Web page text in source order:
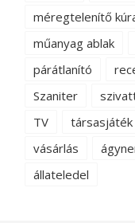
méregtelenítő
műanyag ablak
párátlanító
Szaniter
TV
társasjáték
vásárlás
állateledel